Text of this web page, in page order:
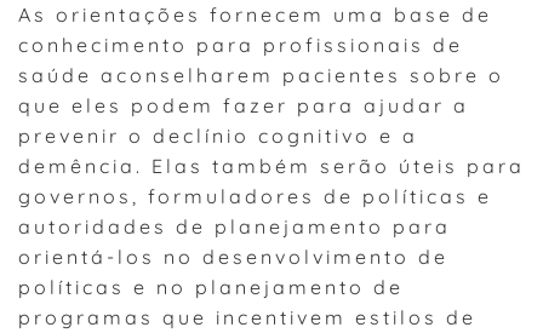
As orientações fornecem uma base de
conhecimento para profissionais de
saúde aconselharem pacientes sobre o
que eles podem fazer para ajudar a
prevenir o declínio cognitivo e a
demência. Elas também serão úteis para
governos, formuladores de políticas e
autoridades de planejamento para
orientá-los no desenvolvimento de
políticas e no planejamento de
programas que incentivem estilos de